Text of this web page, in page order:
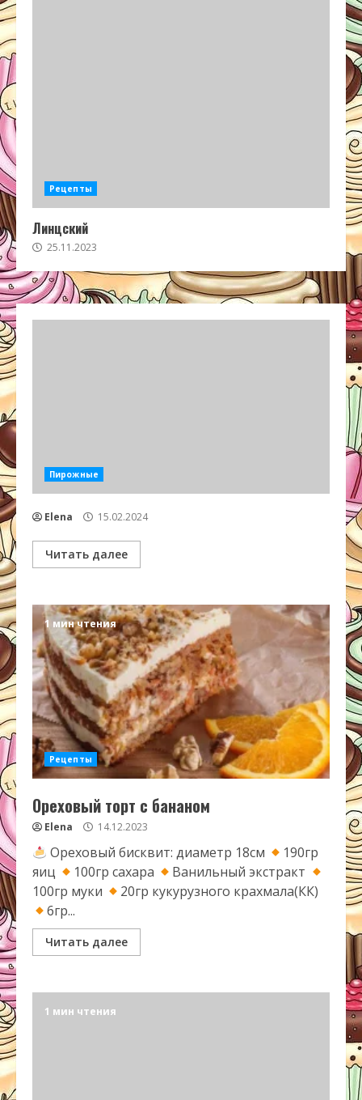
Рецепты
Линцский
25.11.2023
Пирожные
Elena 15.02.2024
Читать далее
1 мин чтения
Рецепты
Ореховый торт с бананом
Elena 14.12.2023
Ореховый бисквит: диаметр 18см
190гр
яиц
100гр сахара
Ванильный экстракт
100гр муки
20гр кукурузного крахмала(КК)
6гр...
Читать далее
1 мин чтения